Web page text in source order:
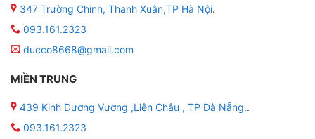
347 Trường Chinh, Thanh Xuân,TP Hà Nội.
093.161.2323
ducco8668@gmail.com
MIỀN TRUNG
439 Kinh Dương Vương ,Liên Châu , TP Đà Nẵng..
093.161.2323